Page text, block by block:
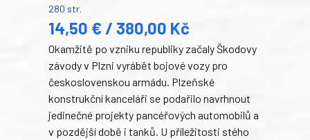
280 str.
14,50 € / 380,00 Kč
Okamžitě po vzniku republiky začaly Škodovy
závody v Plzni vyrábět bojové vozy pro
československou armádu. Plzeňské
konstrukční kanceláři se podařilo navrhnout
jedinečné projekty pancéřových automobilů a
v pozdější době i tanků. U příležitosti stého